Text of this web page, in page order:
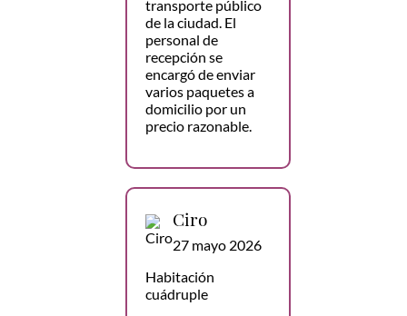
transporte público
de la ciudad. El
personal de
recepción se
encargó de enviar
varios paquetes a
domicilio por un
precio razonable.
Ciro
27 mayo 2026
Habitación
cuádruple